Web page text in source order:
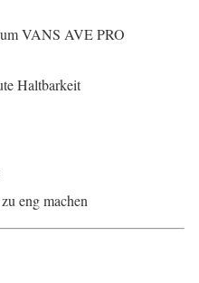
VANS AVE PRO
Haltbarkeit
eng machen